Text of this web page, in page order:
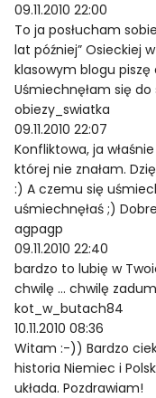
09.11.2010 22:00
To ja posłucham
lat później” Osieckiej
klasowym blogu piszę
Uśmiechnęłam się
obiezy_swiatka
09.11.2010 22:07
Konfliktowa, ja
której nie znałam.
:) A czemu się
uśmiechnęłaś ;)
agpagp
09.11.2010 22:40
bardzo to lubię w
chwilę … chwilę
kot_w_butach84
10.11.2010 08:36
Witam :-)) Bardzo
historia Niemiec i
układa. Pozdrawiam!